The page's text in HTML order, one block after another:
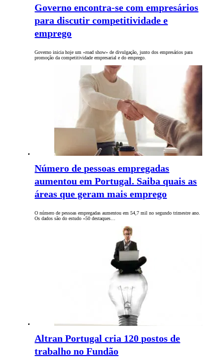
Governo encontra-se com empresários
para discutir competitividade e
emprego
Governo inicia hoje um «road show» de divulgação, junto dos empresários para
promoção da competitividade empresarial e do emprego.
Número de pessoas empregadas
aumentou em Portugal. Saiba quais as
áreas que geram mais emprego
O número de pessoas empregadas aumentou em 54,7 mil no segundo trimestre ano.
Os dados são do estudo «50 destaques…
Altran Portugal cria 120 postos de
trabalho no Fundão